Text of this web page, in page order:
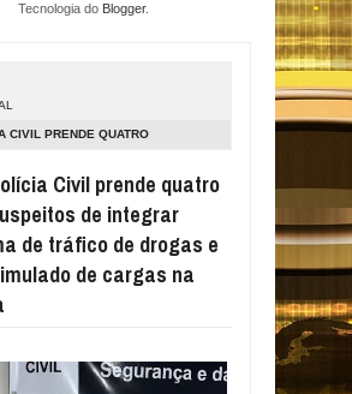
Tecnologia do Blogger.
CIVIL PRENDE QUATRO
DE DROGAS E ROUBO SIMULADO
NA PARAÍBA
Civil prende quatro
de integrar
de tráfico de drogas e
de cargas na